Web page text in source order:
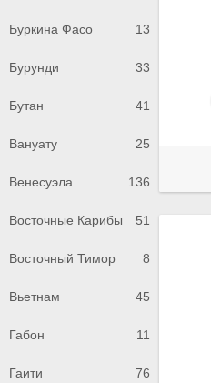
Буркина Фасо 13
Бурунди 33
Бутан 41
Вануату 25
Венесуэла 136
Восточные Карибы 51
Восточный Тимор 8
Вьетнам 45
Габон 11
Гаити 76